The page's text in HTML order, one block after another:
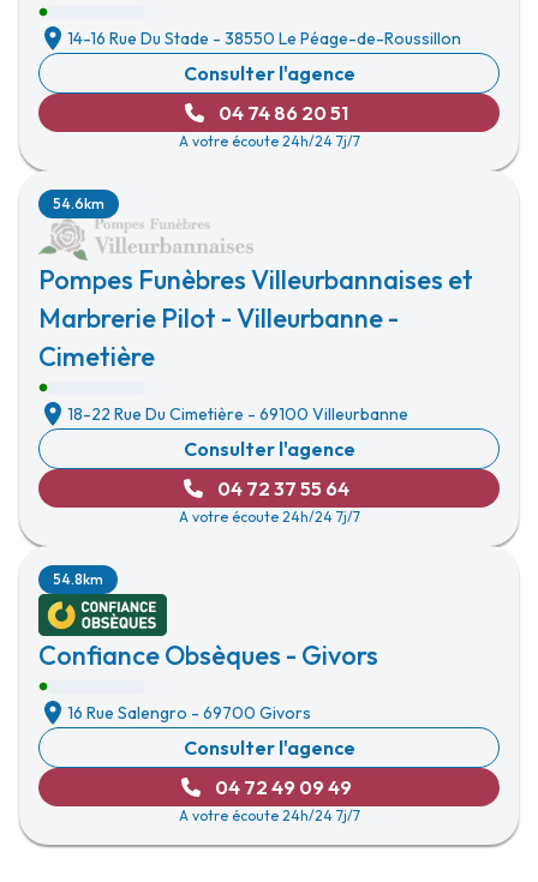
14-16 Rue Du Stade - 38550 Le Péage-de-Roussillon
Consulter l'agence
04 74 86 20 51
A votre écoute 24h/24 7j/7
Pompes Funèbres Villeurbannaises et
Marbrerie Pilot - Villeurbanne -
Cimetière
54.6km
18-22 Rue Du Cimetière - 69100 Villeurbanne
Consulter l'agence
04 72 37 55 64
A votre écoute 24h/24 7j/7
Confiance Obsèques - Givors
54.8km
16 Rue Salengro - 69700 Givors
Consulter l'agence
04 72 49 09 49
A votre écoute 24h/24 7j/7